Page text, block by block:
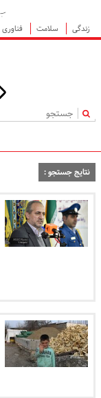
زندگی
سلامت فناوری
|
نتایج جستجو :